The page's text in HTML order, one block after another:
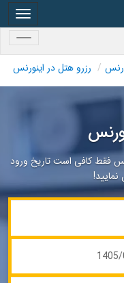
رزرو هتل در اینورنس
فقط کافی است تاریخ ورود